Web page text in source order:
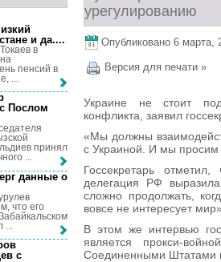
урегулированию
Опубликовано 6 марта,
Версия для печати »
Украине не стоит
конфликта, заявил
«Мы должны
с Украиной. И мы просим
Госсекретарь
делегация РФ
сложно продолжать,
вовсе не интересует
В этом же интервью
является прокси-
Соединенными Штатами
и да....
в
пенсий в
...
Послом
принял
...
данные о
что его
с